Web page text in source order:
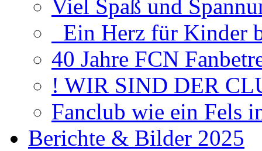
Viel Spaß und
Ein Herz für Kinder
40 Jahre FCN
! WIR SIND DER
Fanclub wie ein Fels
Berichte & Bilder 2025